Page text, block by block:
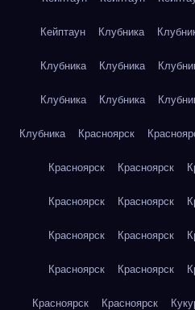
Кейптаун Клубника
Клубника Клубника
Клубника Клубника
Клубника Красноярск
Красноярск Красноярск
Красноярск Красноярск
Красноярск Красноярск
Красноярск Красноярск
Красноярск Красноярск